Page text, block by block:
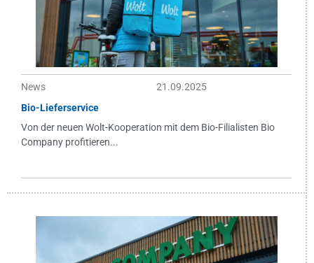
News
21.09.2025
Bio-Lieferservice
Von der neuen Wolt-Kooperation mit dem Bio-Filialisten Bio
Company profitieren...